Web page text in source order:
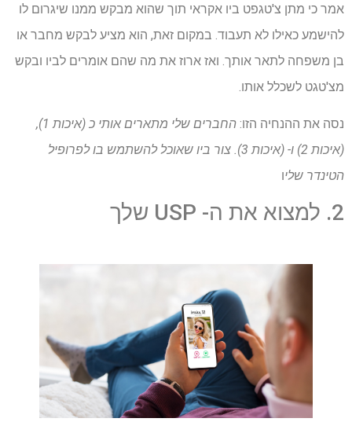
אמר כי מתן צ'טגפט ביו אקראי תוך שהוא מבקש ממנו שיגרום לו
להישמע כאילו לא תעבוד. במקום זאת, הוא מציע לבקש מחבר או
בן משפחה לתאר אותך. ואז ארוז את מה שהם אומרים לביו ובקש
מצ'טגט לשכלל אותו.
נסה את ההנחיה הזו:
החברים שלי מתארים אותי כ (איכות 1),
(איכות 2) ו- (איכות 3). צור ביו שאוכל להשתמש בו לפרופיל
הטינדר שליו
2. למצוא את ה- USP שלך